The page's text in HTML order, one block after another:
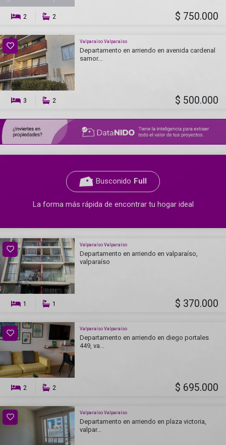
2 2 $ 750.000
Valparaíso Valparaíso
Departamento en arriendo en avenida cardenal
samor...
3 2 $ 500.000
Busconido Full
La forma más rápida de encontrar tu hogar ideal
Valparaíso Valparaíso
Departamento en arriendo en valparaíso,
valparaíso
1 1 $ 370.000
Valparaíso Valparaíso
Departamento en arriendo en diego portales
449, va...
2 2 $ 695.000
Valparaíso Valparaíso
Departamento en arriendo en plaza victoria,
valpar...